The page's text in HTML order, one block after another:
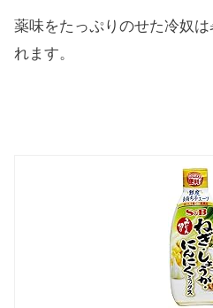
薬味をたっぷりのせた冷奴
れます。